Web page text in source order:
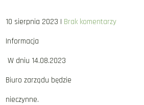
10 sierpnia 2023 | Brak komentarzy
Informacja
W dniu 14.08.2023
Biuro zarządu będzie
nieczynne.